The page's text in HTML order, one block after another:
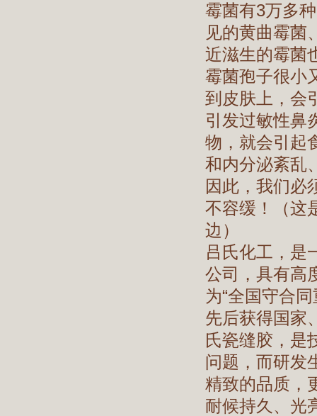
霉菌有3万多
见的黄曲霉菌
近滋生的霉菌
霉菌孢子很小
到皮肤上，会
引发过敏性鼻
物，就会引起
和内分泌紊乱
因此，我们必
不容缓！（这
边）
吕氏化工，是
公司，具有高
为“全国守合
先后获得国家
氏瓷缝胶，是
问题，而研发
精致的品质，
耐候持久、光